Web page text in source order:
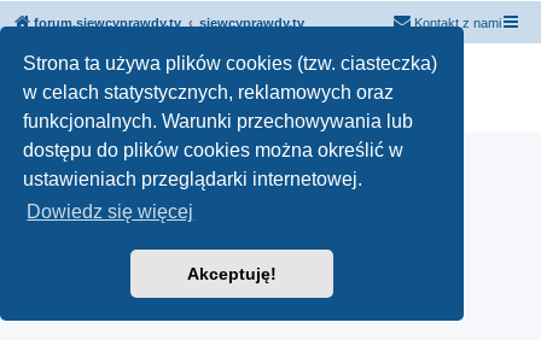
Strona ta używa plików cookies (tzw. ciasteczka)
w celach statystycznych, reklamowych oraz
funkcjonalnych. Warunki przechowywania lub
dostępu do plików cookies można określić w
ustawieniach przeglądarki internetowej.
Dowiedz się więcej
Akceptuję!
forum.siewcyprawdy.tv siewcyprawdy.tv Kontakt z nami
Technologię dostarczaphpBB® Forum Software © phpBB Limited
Polski pakiet językowy dostarczaphpBB.pl